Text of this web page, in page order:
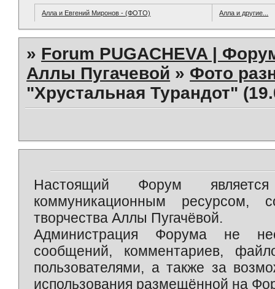
Алла и Евгений Миронов - (ФОТО) Алла и другие...
» Forum PUGACHEVA |
Аллы Пугачевой » Фото
"Хрустальная Турандот"
Настоящий Форум является
коммуникационным ресурсом,
творчества Аллы Пугачёвой.
Администрация Форума не
сообщений, комментариев,
пользователями, а также за
использования размещённой на